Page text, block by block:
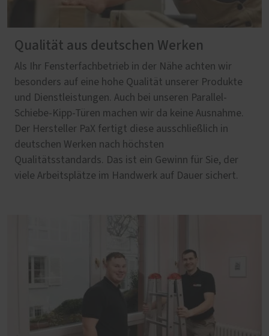
Qualität aus deutschen Werken
Als Ihr Fensterfachbetrieb in der Nähe achten wir
besonders auf eine hohe Qualität unserer Produkte
und Dienstleistungen. Auch bei unseren Parallel-
Schiebe-Kipp-Türen machen wir da keine Ausnahme.
Der Hersteller PaX fertigt diese ausschließlich in
deutschen Werken nach höchsten
Qualitätsstandards. Das ist ein Gewinn für Sie, der
viele Arbeitsplätze im Handwerk auf Dauer sichert.